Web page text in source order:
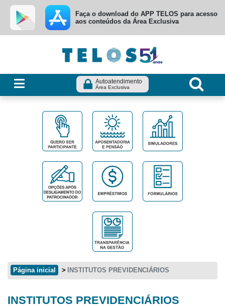
Ir para menu principal
Ir para conteúdo
Ir para busca
Faça o download do APP TELOS para acesso
aos conteúdos da Área Exclusiva
Autoatendimento
Área Exclusiva
Página inicial INSTITUTOS PREVIDENCIÁRIOS
Conteúdo principal
INSTITUTOS PREVIDENCIÁRIOS